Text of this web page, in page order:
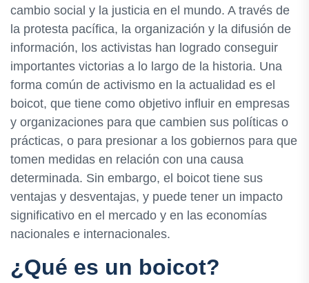
cambio social y la justicia en el mundo. A través de
la protesta pacífica, la organización y la difusión de
información, los activistas han logrado conseguir
importantes victorias a lo largo de la historia. Una
forma común de activismo en la actualidad es el
boicot, que tiene como objetivo influir en empresas
y organizaciones para que cambien sus políticas o
prácticas, o para presionar a los gobiernos para que
tomen medidas en relación con una causa
determinada. Sin embargo, el boicot tiene sus
ventajas y desventajas, y puede tener un impacto
significativo en el mercado y en las economías
nacionales e internacionales.
¿Qué es un boicot?